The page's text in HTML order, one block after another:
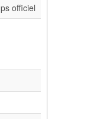
officiel